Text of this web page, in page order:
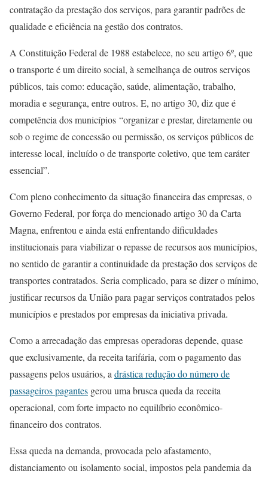
contratação da prestação dos serviços, para garantir padrões de
qualidade e eficiência na gestão dos contratos.
A Constituição Federal de 1988 estabelece, no seu artigo 6º, que
o transporte é um direito social, à semelhança de outros serviços
públicos, tais como: educação, saúde, alimentação, trabalho,
moradia e segurança, entre outros. E, no artigo 30, diz que é
competência dos municípios “organizar e prestar, diretamente ou
sob o regime de concessão ou permissão, os serviços públicos de
interesse local, incluído o de transporte coletivo, que tem caráter
essencial”.
Com pleno conhecimento da situação financeira das empresas, o
Governo Federal, por força do mencionado artigo 30 da Carta
Magna, enfrentou e ainda está enfrentando dificuldades
institucionais para viabilizar o repasse de recursos aos municípios,
no sentido de garantir a continuidade da prestação dos serviços de
transportes contratados. Seria complicado, para se dizer o mínimo,
justificar recursos da União para pagar serviços contratados pelos
municípios e prestados por empresas da iniciativa privada.
Como a arrecadação das empresas operadoras depende, quase
que exclusivamente, da receita tarifária, com o pagamento das
passagens pelos usuários, adrástica redução do número de
passageiros pagantes gerou uma brusca queda da receita
operacional, com forte impacto no equilíbrio econômico-
financeiro dos contratos.
Essa queda na demanda, provocada pelo afastamento,
distanciamento ou isolamento social, impostos pela pandemia da